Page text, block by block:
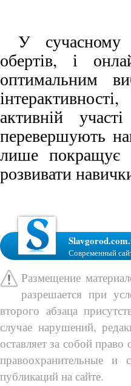
У сучасному
обертів, і
оптимальним
активній
перевершують
лише покращує
розвивати
Современный
Размещение
разрешается при
второго абзаца
случае нарушений,
оставляет за собой
правоохранительные и
публикаций на сайте.